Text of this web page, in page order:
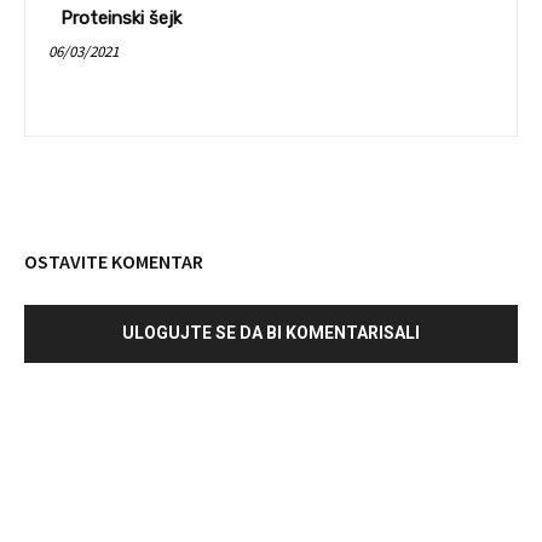
Proteinski šejk
06/03/2021
OSTAVITE KOMENTAR
ULOGUJTE SE DA BI KOMENTARISALI